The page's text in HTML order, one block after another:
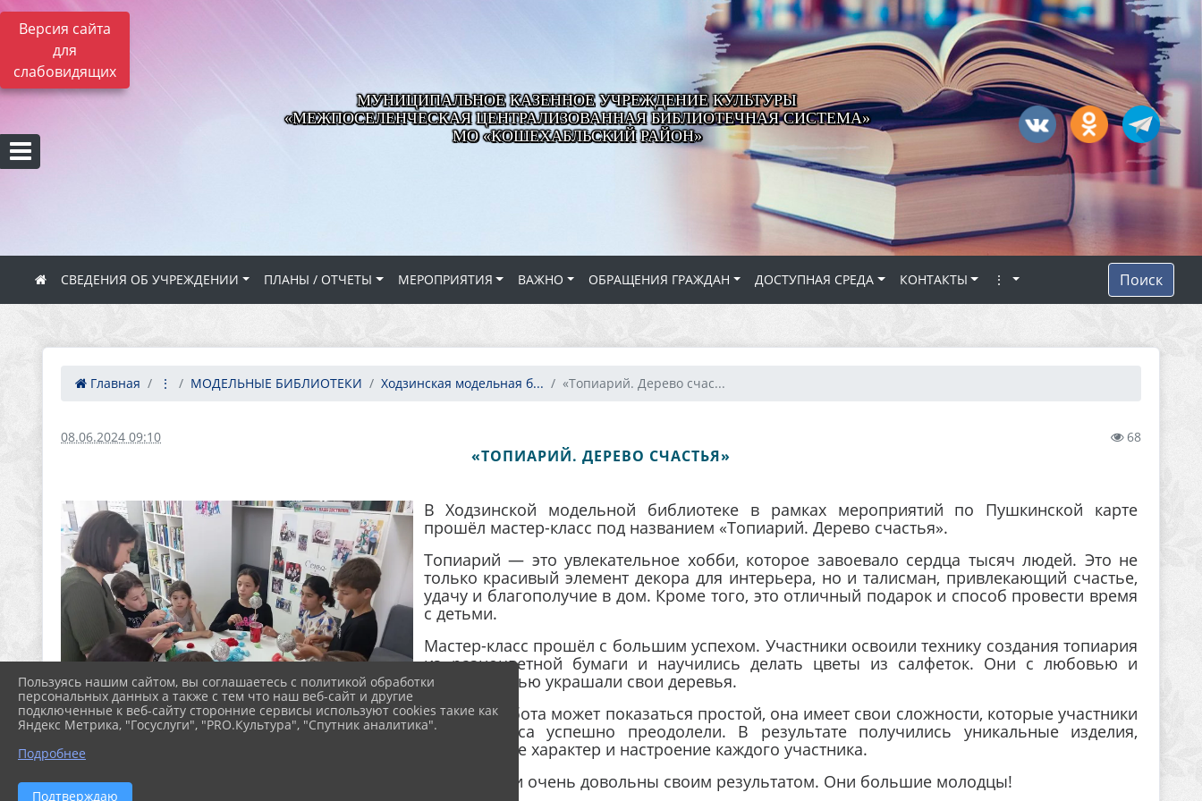
Версия сайта
для
слабовидящих
МУНИЦИПАЛЬНОЕ КАЗЕННОЕ УЧРЕЖДЕНИЕ КУЛЬТУРЫ
«МЕЖПОСЕЛЕНЧЕСКАЯ ЦЕНТРАЛИЗОВАННАЯ БИБЛИОТЕЧНАЯ СИСТЕМА»
МО «КОШЕХАБЛЬСКИЙ РАЙОН»
СВЕДЕНИЯ ОБ УЧРЕЖДЕНИИ ПЛАНЫ / ОТЧЕТЫ МЕРОПРИЯТИЯ ВАЖНО ОБРАЩЕНИЯ ГРАЖДАН ДОСТУПНАЯ СРЕДА КОНТАКТЫ ⋮ Поиск
Главная ⋮ МОДЕЛЬНЫЕ БИБЛИОТЕКИ Ходзинская модельная б... «Топиарий. Дерево счас...
08.06.2024 09:10 68
«ТОПИАРИЙ. ДЕРЕВО СЧАСТЬЯ»
В Ходзинской модельной библиотеке в рамках мероприятий по Пушкинской карте
прошёл мастер-класс под названием «Топиарий. Дерево счастья».
Топиарий — это увлекательное хобби, которое завоевало сердца тысяч людей. Это не
только красивый элемент декора для интерьера, но и талисман, привлекающий счастье,
удачу и благополучие в дом. Кроме того, это отличный подарок и способ провести время
с детьми.
Мастер-класс прошёл с большим успехом. Участники освоили технику создания топиария
из разноцветной бумаги и научились делать цветы из салфеток. Они с любовью и
аккуратностью украшали свои деревья.
Хотя эта работа может показаться простой, она имеет свои сложности, которые участники
мастер-класса успешно преодолели. В результате получились уникальные изделия,
отражающие характер и настроение каждого участника.
Ребята были очень довольны своим результатом. Они большие молодцы!
Пользуясь нашим сайтом, вы соглашаетесь с политикой обработки
персональных данных а также с тем что наш веб-сайт и другие
подключенные к веб-сайту сторонние сервисы используют cookies такие как
Яндекс Метрика, "Госуслуги", "PRO.Культура", "Спутник аналитика".
Подробнее
Подтверждаю